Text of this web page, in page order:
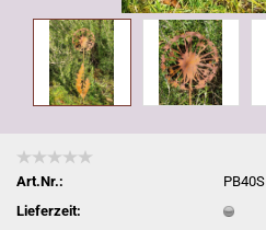
Art.Nr.:
PB40S
Lieferzeit: